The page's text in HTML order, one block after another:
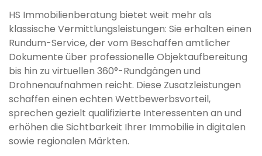
HS Immobilienberatung bietet weit mehr als
klassische Vermittlungsleistungen: Sie erhalten einen
Rundum-Service, der vom Beschaffen amtlicher
Dokumente über professionelle Objektaufbereitung
bis hin zu virtuellen 360°-Rundgängen und
Drohnenaufnahmen reicht. Diese Zusatzleistungen
schaffen einen echten Wettbewerbsvorteil,
sprechen gezielt qualifizierte Interessenten an und
erhöhen die Sichtbarkeit Ihrer Immobilie in digitalen
sowie regionalen Märkten.